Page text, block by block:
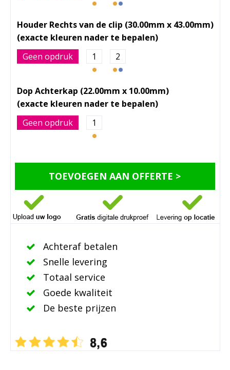
Houder Rechts van de clip (30.00mm x 43.00mm)
Geen opdruk 1 2
Dop Achterkap (22.00mm x 10.00mm)
Geen opdruk 1
TOEVOEGEN AAN OFFERTE >
Achteraf betalen
Snelle levering
Totaal service
Goede kwaliteit
De beste prijzen